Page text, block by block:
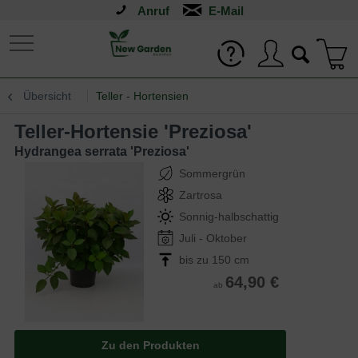
Anruf
Übersicht Teller - Hortensien
Teller-Hortensie 'Preziosa'
Hydrangea serrata 'Preziosa'
Sommergrün
Zartrosa
Sonnig-halbschattig
Juli - Oktober
bis zu 150 cm
ab 64,90 €
Zu den Produkten